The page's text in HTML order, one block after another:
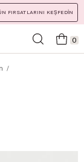
FIRSATLARINI KEŞFEDİN
0